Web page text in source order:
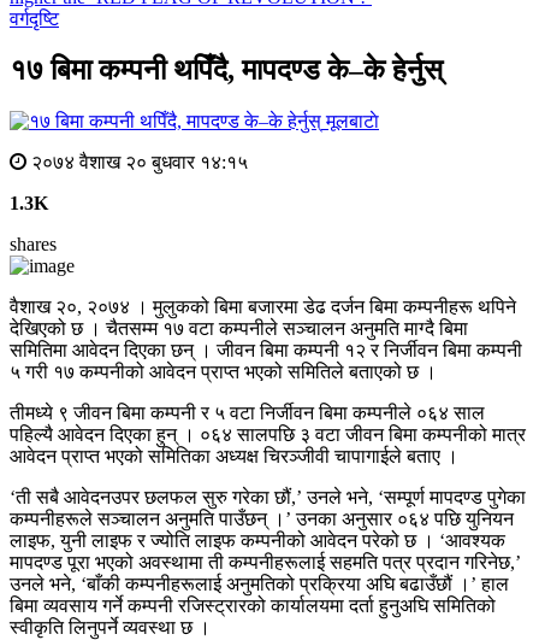
वर्गदृष्टि
१७ बिमा कम्पनी थपिँदै, मापदण्ड के–के हेर्नुस्
मूलबाटाे
२०७४ वैशाख २० बुधवार १४:१५
1.3K
shares
वैशाख २०, २०७४ । मुलुकको बिमा बजारमा डेढ दर्जन बिमा कम्पनीहरू थपिने
देखिएको छ । चैतसम्म १७ वटा कम्पनीले सञ्चालन अनुमति माग्दै बिमा
समितिमा आवेदन दिएका छन् । जीवन बिमा कम्पनी १२ र निर्जीवन बिमा कम्पनी
५ गरी १७ कम्पनीको आवेदन प्राप्त भएको समितिले बताएको छ ।
तीमध्ये ९ जीवन बिमा कम्पनी र ५ वटा निर्जीवन बिमा कम्पनीले ०६४ साल
पहिल्यै आवेदन दिएका हुन् । ०६४ सालपछि ३ वटा जीवन बिमा कम्पनीको मात्र
आवेदन प्राप्त भएको समितिका अध्यक्ष चिरञ्जीवी चापागाईले बताए ।
‘ती सबै आवेदनउपर छलफल सुरु गरेका छौं,’ उनले भने, ‘सम्पूर्ण मापदण्ड पुगेका
कम्पनीहरूले सञ्चालन अनुमति पाउँछन् ।’ उनका अनुसार ०६४ पछि युनियन
लाइफ, युनी लाइफ र ज्योति लाइफ कम्पनीको आवेदन परेको छ । ‘आवश्यक
मापदण्ड पूरा भएको अवस्थामा ती कम्पनीहरूलाई सहमति पत्र प्रदान गरिनेछ,’
उनले भने, ‘बाँकी कम्पनीहरूलाई अनुमतिको प्रक्रिया अघि बढाउँछौं ।’ हाल
बिमा व्यवसाय गर्ने कम्पनी रजिस्ट्रारको कार्यालयमा दर्ता हुनुअघि समितिको
स्वीकृति लिनुपर्ने व्यवस्था छ ।